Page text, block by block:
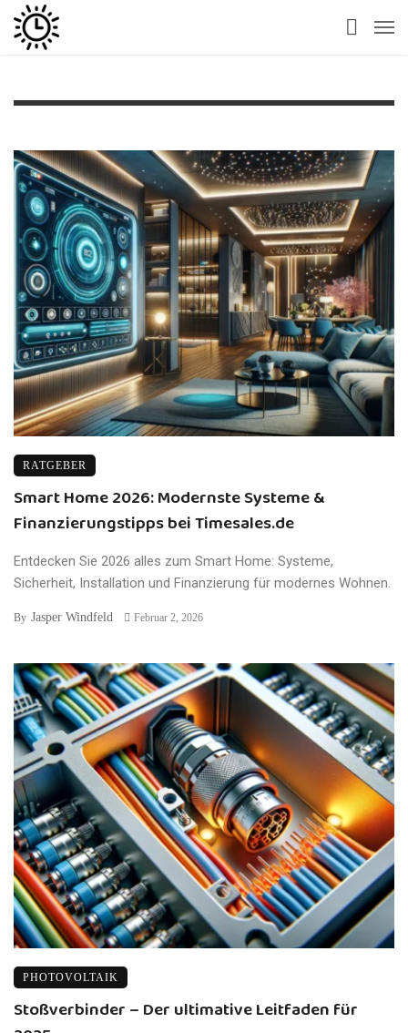
RATGEBER
Smart Home 2026: Modernste Systeme &
Finanzierungstipps bei Timesales.de
Entdecken Sie 2026 alles zum Smart Home: Systeme,
Sicherheit, Installation und Finanzierung für modernes Wohnen.
By Jasper Windfeld Februar 2, 2026
PHOTOVOLTAIK
Stoßverbinder – Der ultimative Leitfaden für